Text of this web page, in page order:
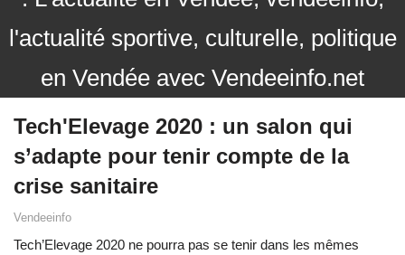
l'actualité sportive, culturelle, politique
en Vendée avec Vendeeinfo.net
Tech'Elevage 2020 : un salon qui
s’adapte pour tenir compte de la
crise sanitaire
Vendeeinfo
Tech’Elevage 2020 ne pourra pas se tenir dans les mêmes